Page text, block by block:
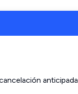
anticipada